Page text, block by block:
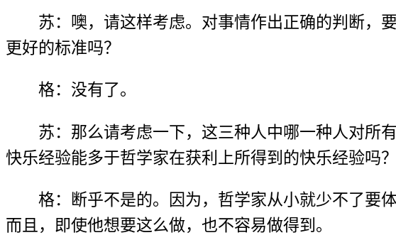
苏：噢，请这样考虑。对事情作出正确的判断，
更好的标准吗？
格：没有了。
苏：那么请考虑一下，这三种人中哪一种人对所
快乐经验能多于哲学家在获利上所得到的快乐经验吗？
格：断乎不是的。因为，哲学家从小就少不了要
而且，即使他想要这么做，也不容易做得到。